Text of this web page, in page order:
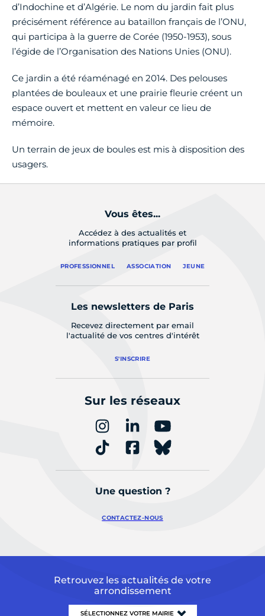
d’Indochine et d’Algérie. Le nom du jardin fait plus
précisément référence au bataillon français de l’ONU,
qui participa à la guerre de Corée (1950-1953), sous
l’égide de l’Organisation des Nations Unies (ONU).
Ce jardin a été réaménagé en 2014. Des pelouses
plantées de bouleaux et une prairie fleurie créent un
espace ouvert et mettent en valeur ce lieu de
mémoire.
Un terrain de jeux de boules est mis à disposition des
usagers.
Vous êtes...
Accédez à des actualités et
informations pratiques par profil
PROFESSIONNEL ASSOCIATION JEUNE
Les newsletters de Paris
Recevez directement par email
l'actualité de vos centres d'intérêt
S'INSCRIRE
Sur les réseaux
Une question ?
CONTACTEZ-NOUS
Retrouvez les actualités de votre
arrondissement